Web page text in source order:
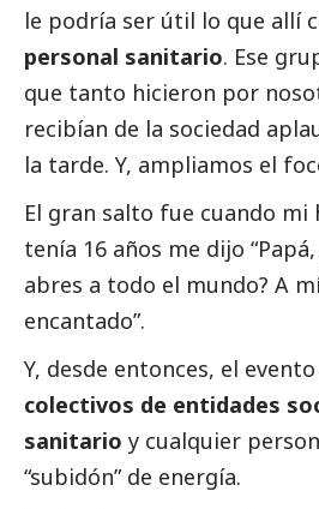
le podría ser útil lo que allí
personal sanitario. Ese
que tanto hicieron por
recibían de la sociedad
la tarde. Y, ampliamos el
El gran salto fue cuando mi
tenía 16 años me dijo
abres a todo el mundo? A
encantado”.
Y, desde entonces, el
colectivos de entidades
sanitario y cualquier
“subidón” de energía.